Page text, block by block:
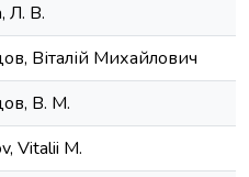
Л. В.
Віталій Михайлович
В. М.
Vitalii M.